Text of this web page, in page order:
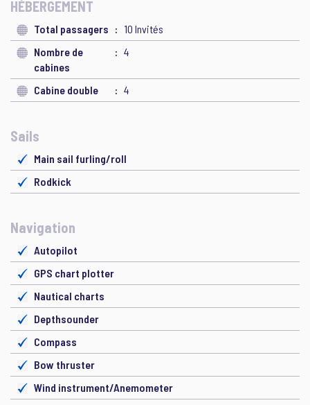
HÉBERGEMENT
Total passagers
10 Invités
Nombre de
cabines
4
Cabine double 4
Sails
Main sail furling/roll
Rodkick
Navigation
Autopilot
GPS chart plotter
Nautical charts
Depthsounder
Compass
Bow thruster
Wind instrument/Anemometer